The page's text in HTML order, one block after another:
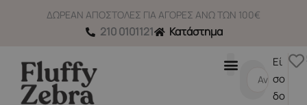
ΔΩΡΕΑΝ ΑΠΟΣΤΟΛΕΣ ΓΙΑ ΑΓΟΡΕΣ ΑΝΩ ΤΩΝ 100€
210 0101121 Κατάστημα
Search
Εί
σο
δο